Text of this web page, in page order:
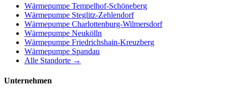
Wärmepumpe Tempelhof-Schöneberg
Wärmepumpe Steglitz-Zehlendorf
Wärmepumpe Charlottenburg-Wilmersdorf
Wärmepumpe Neukölln
Wärmepumpe Friedrichshain-Kreuzberg
Wärmepumpe Spandau
Alle Standorte →
Unternehmen